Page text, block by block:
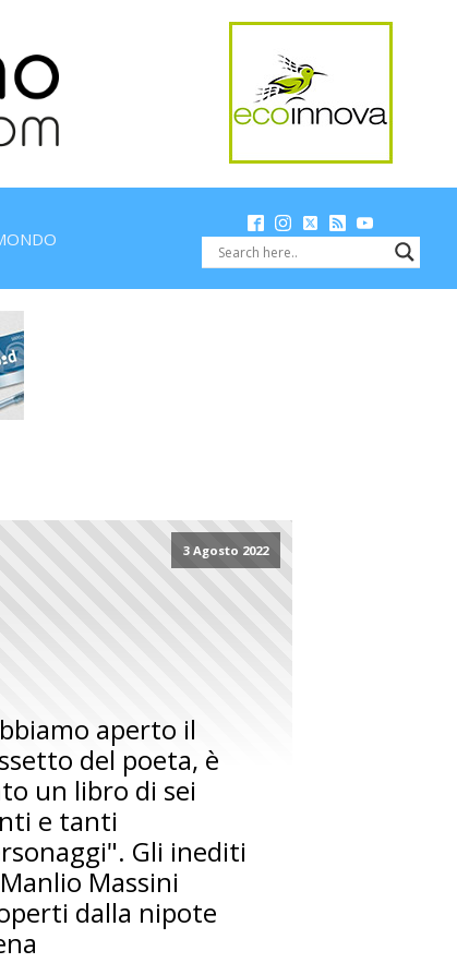
3 Agosto 2022
aperto il
del poeta, è
un libro di sei
e tanti
Gli inediti
Massini
dalla nipote